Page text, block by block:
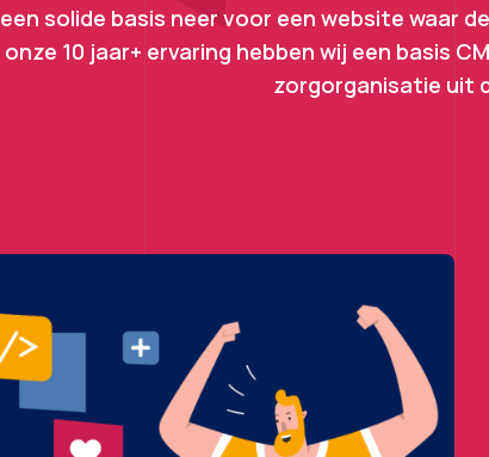
een solide basis neer voor een website waar
onze 10 jaar+ ervaring hebben wij een basis
zorgorganisatie uit